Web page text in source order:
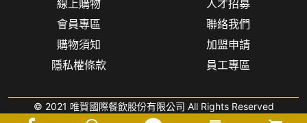
線上購物
會員專區
購物須知
隱私權條款
人才招募
聯絡我們
加盟申請
員工專區
© 2021 唯賀國際餐飲股份有限公司 All Rights Reserved